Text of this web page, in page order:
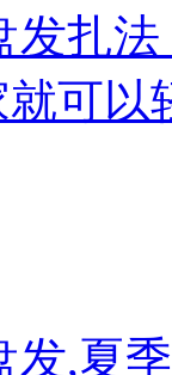
发扎
可以
发,夏